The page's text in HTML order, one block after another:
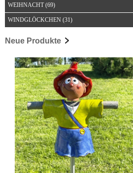
WEIHNACHT(69)
WINDGLÖCKCHEN (31)
Neue Produkte